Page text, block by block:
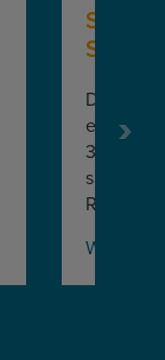
Die
ein
36
Rande